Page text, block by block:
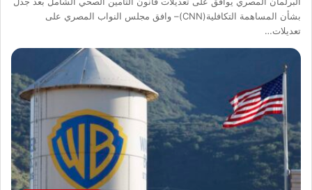
بشأن المساهمة التكافلية(CNN)– وافق مجلس النواب المصري على
تعديلات…